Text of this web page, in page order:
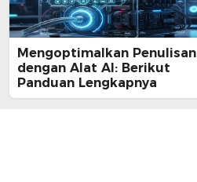
Mengoptimalkan Penulisan
dengan Alat AI: Berikut
Panduan Lengkapnya